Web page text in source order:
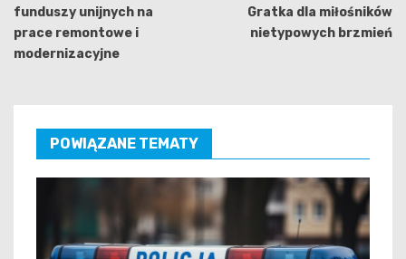
funduszy unijnych na
prace remontowe i
modernizacyjne
Gratka dla miłośników
nietypowych brzmień
POWIĄZANE TEMATY